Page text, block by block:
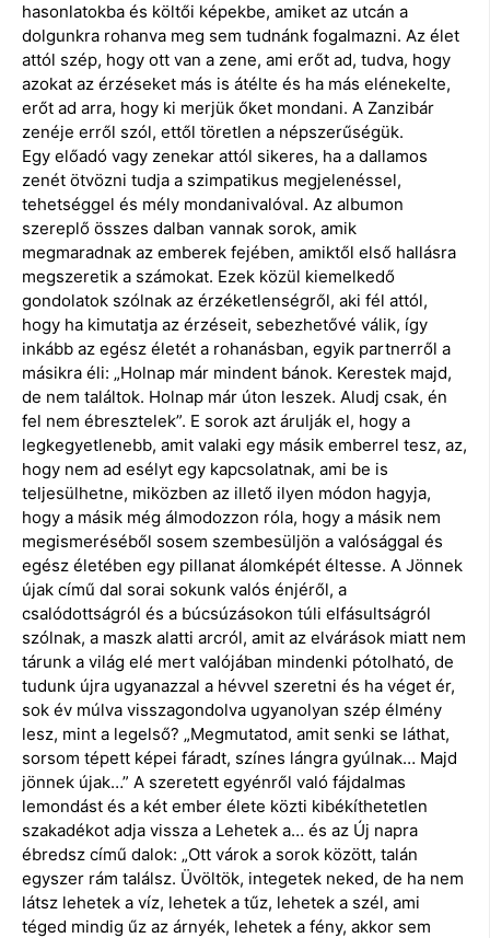
hasonlatokba és költői képekbe, amiket az utcán a
dolgunkra rohanva meg sem tudnánk fogalmazni. Az élet
attól szép, hogy ott van a zene, ami erőt ad, tudva, hogy
azokat az érzéseket más is átélte és ha más elénekelte,
erőt ad arra, hogy ki merjük őket mondani. A Zanzibár
zenéje erről szól, ettől töretlen a népszerűségük.
Egy előadó vagy zenekar attól sikeres, ha a dallamos
zenét ötvözni tudja a szimpatikus megjelenéssel,
tehetséggel és mély mondanivalóval. Az albumon
szereplő összes dalban vannak sorok, amik
megmaradnak az emberek fejében, amiktől első hallásra
megszeretik a számokat. Ezek közül kiemelkedő
gondolatok szólnak az érzéketlenségről, aki fél attól,
hogy ha kimutatja az érzéseit, sebezhetővé válik, így
inkább az egész életét a rohanásban, egyik partnerről a
másikra éli: „Holnap már mindent bánok. Kerestek majd,
de nem találtok. Holnap már úton leszek. Aludj csak, én
fel nem ébresztelek”. E sorok azt árulják el, hogy a
legkegyetlenebb, amit valaki egy másik emberrel tesz, az,
hogy nem ad esélyt egy kapcsolatnak, ami be is
teljesülhetne, miközben az illető ilyen módon hagyja,
hogy a másik még álmodozzon róla, hogy a másik nem
megismeréséből sosem szembesüljön a valósággal és
egész életében egy pillanat álomképét éltesse. A Jönnek
újak című dal sorai sokunk valós énjéről, a
csalódottságról és a búcsúzásokon túli elfásultságról
szólnak, a maszk alatti arcról, amit az elvárások miatt nem
tárunk a világ elé mert valójában mindenki pótolható, de
tudunk újra ugyanazzal a hévvel szeretni és ha véget ér,
sok év múlva visszagondolva ugyanolyan szép élmény
lesz, mint a legelső? „Megmutatod, amit senki se láthat,
sorsom tépett képei fáradt, színes lángra gyúlnak… Majd
jönnek újak…” A szeretett egyénről való fájdalmas
lemondást és a két ember élete közti kibékíthetetlen
szakadékot adja vissza a Lehetek a… és az Új napra
ébredsz című dalok: „Ott várok a sorok között, talán
egyszer rám találsz. Üvöltök, integetek neked, de ha nem
látsz lehetek a víz, lehetek a tűz, lehetek a szél, ami
téged mindig űz az árnyék, lehetek a fény, akkor sem